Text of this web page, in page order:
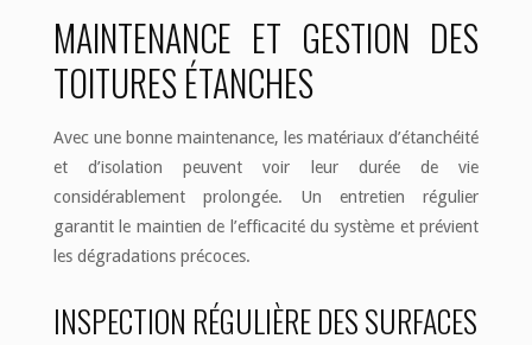
MAINTENANCE ET GESTION DES
TOITURES ÉTANCHES
Avec une bonne maintenance, les matériaux d’étanchéité
et d’isolation peuvent voir leur durée de vie
considérablement prolongée. Un entretien régulier
garantit le maintien de l’efficacité du système et prévient
les dégradations précoces.
INSPECTION RÉGULIÈRE DES SURFACES